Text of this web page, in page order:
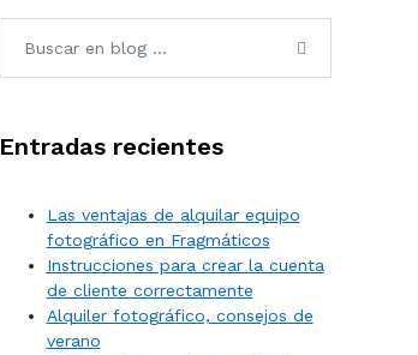
Entradas recientes
Las ventajas de alquilar equipo
fotográfico en Fragmáticos
Instrucciones para crear la cuenta
de cliente correctamente
Alquiler fotográfico, consejos de
verano